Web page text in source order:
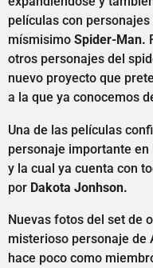
películas con personajes
mísmisimo Spider-Man.
otros personajes del
nuevo proyecto que
a la que ya conocemos
Una de las películas
personaje importante
y la cual ya cuenta con
por Dakota Jonhson.
Nuevas fotos del set de
misterioso personaje de
hace poco como